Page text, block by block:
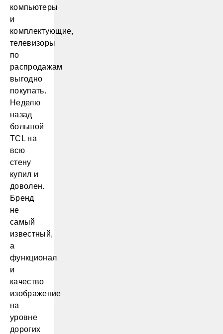
компьютеры
и
комплектующие,
телевизоры
по
распродажам
выгодно
покупать.
Неделю
назад
большой
TCL на
всю
стену
купил и
доволен.
Бренд
не
самый
известный,
а
функционал
и
качество
изображение
на
уровне
дорогих